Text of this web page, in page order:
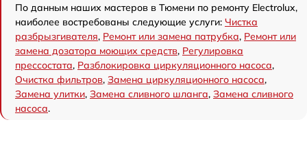
По данным наших мастеров в Тюмени по ремонту Electrolux,
наиболее востребованы следующие услуги: Чистка
разбрызгивателя, Ремонт или замена патрубка, Ремонт или
замена дозатора моющих средств, Регулировка
прессостата, Разблокировка циркуляционного насоса,
Очистка фильтров, Замена циркуляционного насоса,
Замена улитки, Замена сливного шланга, Замена сливного
насоса.